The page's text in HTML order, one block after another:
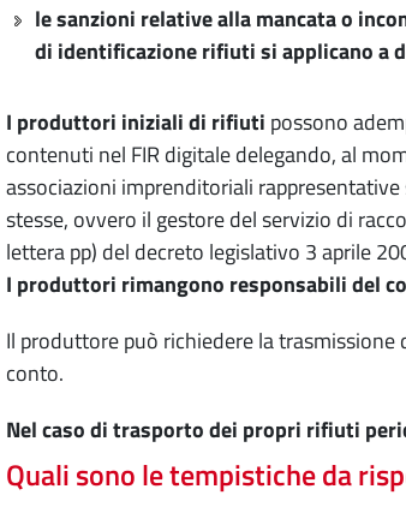
le sanzioni relative alla mancata o
di identificazione rifiuti si applicano a
I produttori iniziali di rifiuti possono
contenuti nel FIR digitale delegando, al
associazioni imprenditoriali
stesse, ovvero il gestore del servizio di
lettera pp) del decreto legislativo 3 aprile
I produttori rimangono responsabili del
Il produttore può richiedere la
conto.
Nel caso di trasporto dei propri rifiuti
Quali sono le tempistiche da